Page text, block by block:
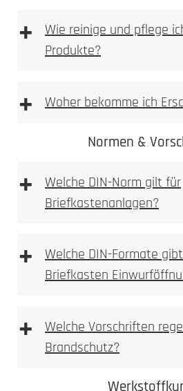
Vorlage Sicherheits
+
Wie reinige und pflege
Produkte?
+ Woher bekomme ich
Ersatzteilshop
Normen &
+
Welche DIN-Norm gilt für
Briefkastenanlagen?
+
Welche DIN-Formate
Briefkasten
+
Welche Vorschriften
Brandschutz?